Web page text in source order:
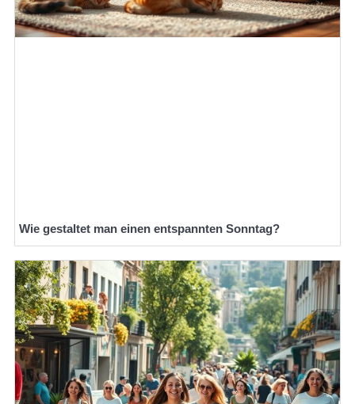
Wie gestaltet man einen entspannten Sonntag?